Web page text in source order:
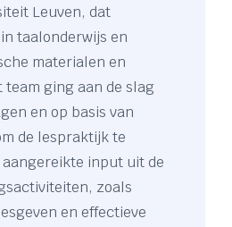
Leuven, dat
taalonderwijs en
materialen en
ging aan de slag
en op basis van
de lespraktijk te
input uit de
zoals
en effectieve